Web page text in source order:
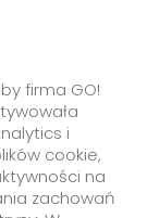
firma GO!
i
cookie,
na
zachowań